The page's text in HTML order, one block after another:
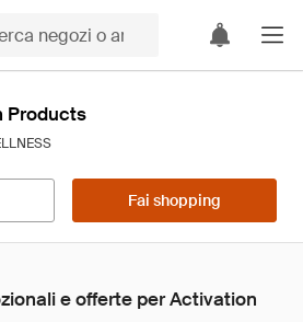
Products
Fai shopping
e offerte per Activation